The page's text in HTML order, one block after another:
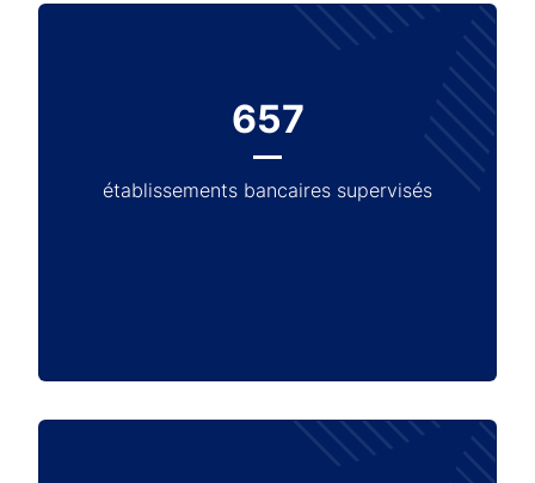
657
établissements bancaires supervisés